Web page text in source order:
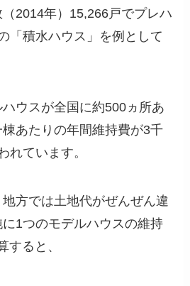
2014年）15,266戸でプレハ
「積水ハウス」を例として
ウスが全国に約500ヵ所あ
あたりの年間維持費が3千
れています。
方では土地代がぜんぜん違
1つのモデルハウスの維持
すると、